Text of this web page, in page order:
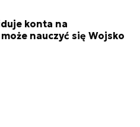
konta na
nauczyć się Wojsko